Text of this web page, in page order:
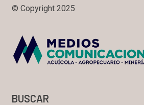
© Copyright 2025
BUSCAR